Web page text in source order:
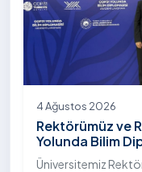
4 Ağustos 2026
Rektörümüz ve
Yolunda Bilim
Toplantısına
Üniversitemiz